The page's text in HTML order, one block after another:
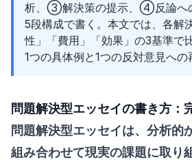
析、③解決策の提示、④反論へ
5段構成で書く。本文では、各解
性」「費用」「効果」の3基準で
1つの具体例と1つの反対意見への
問題解決型エッセイの書き方：
問題解決型エッセイは、分析的
組み合わせて現実の課題に取り